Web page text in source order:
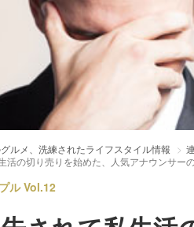
ルメ、洗練されたライフスタイル情報
活の切り売りを始めた、人気アナウンサー
ル Vol.12